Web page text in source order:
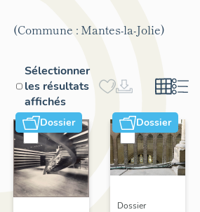
(Commune : Mantes-la-Jolie)
Sélectionner
les résultats
affichés
Dossier Dossier
Dossier